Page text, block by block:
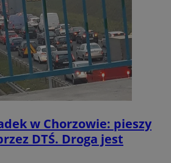
w Chorzowie: pieszy
DTŚ. Droga jest